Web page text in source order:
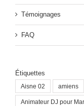
Témoignages
FAQ
Étiquettes
Aisne 02 amiens
Animateur DJ pour